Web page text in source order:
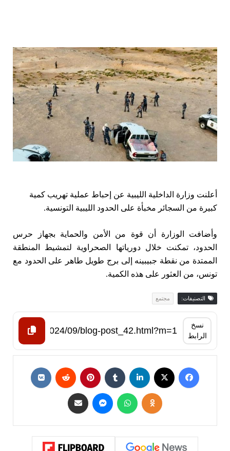
أعلنت وزارة الداخلية الليبية عن إحباط عملية تهريب كمية
كبيرة من السجائر مخبأة على الحدود الليبية التونسية.
وأضافت الوزارة أن قوة من الأمن والحماية بجهاز حرس
الحدود، تمكنت خلال دورياتها الصحراوية لتمشيط المنطقة
الممتدة من نقطة جبيبينه إلى برج طويل طاهر على الحدود مع
تونس، من العثور على هذه الكمية.
التصنيفات: مجتمع
نسخ
الرابط